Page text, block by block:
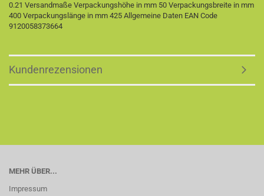
0.21 Versandmaße Verpackungshöhe in mm 50 Verpackungsbreite in mm
400 Verpackungslänge in mm 425 Allgemeine Daten EAN Code
9120058373664
Kundenrezensionen
MEHR ÜBER...
Impressum